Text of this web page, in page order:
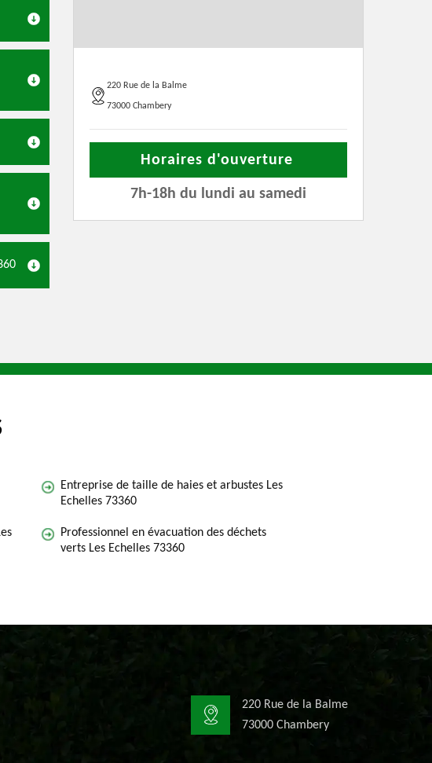
220 Rue de la Balme
73000 Chambery
Horaires d'ouverture
7h-18h du lundi au samedi
Entreprise de taille de haies et arbustes Les
Echelles 73360
Professionnel en évacuation des déchets
verts Les Echelles 73360
220 Rue de la Balme
73000 Chambery